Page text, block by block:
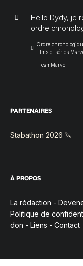
Hello Dydy, je
ordre
Ordre
films et séries
TeamMarvel
PARTENAIRES
Stabathon 2026 🔪
À PROPOS
La rédaction -
Politique de
don - Liens - Contact